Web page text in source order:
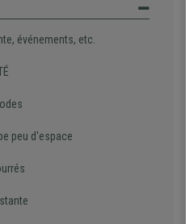
événements, etc.
peu d'espace